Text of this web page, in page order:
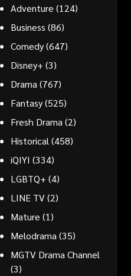
Adventure (124)
Business (86)
Comedy(647)
Disney+ (3)
Drama (767)
Fantasy(525)
Fresh Drama (2)
Historical (458)
iQIYI (334)
LGBTQ+ (4)
LINE TV(2)
Mature (1)
Melodrama (35)
MGTV Drama Channel
(3)